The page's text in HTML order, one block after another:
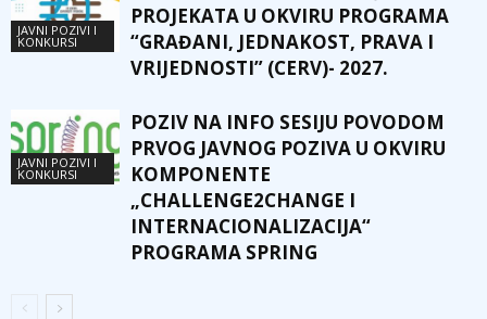
JAVNI POZIVI I
KONKURSI
PROJEKATA U OKVIRU PROGRAMA
“GRAĐANI, JEDNAKOST, PRAVA I
VRIJEDNOSTI” (CERV)- 2027.
JAVNI POZIVI I
KONKURSI
POZIV NA INFO SESIJU POVODOM
PRVOG JAVNOG POZIVA U OKVIRU
KOMPONENTE
„CHALLENGE2CHANGE I
INTERNACIONALIZACIJA“
PROGRAMA SPRING